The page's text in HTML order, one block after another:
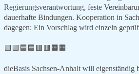
Regierungsverantwortung, feste
dauerhafte Bindungen. Kooperation in
dagegen: Ein Vorschlag wird einzeln
🟩🟩🟦🟦🟥🟥🟧🟧
dieBasis Sachsen-Anhalt will eigenständig